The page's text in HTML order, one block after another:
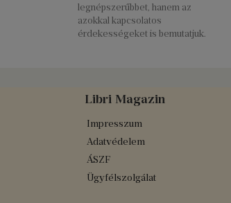
legnépszerűbbet, hanem az
azokkal kapcsolatos
érdekességeket is bemutatjuk.
Libri Magazin
Impresszum
Adatvédelem
ÁSZF
Ügyfélszolgálat